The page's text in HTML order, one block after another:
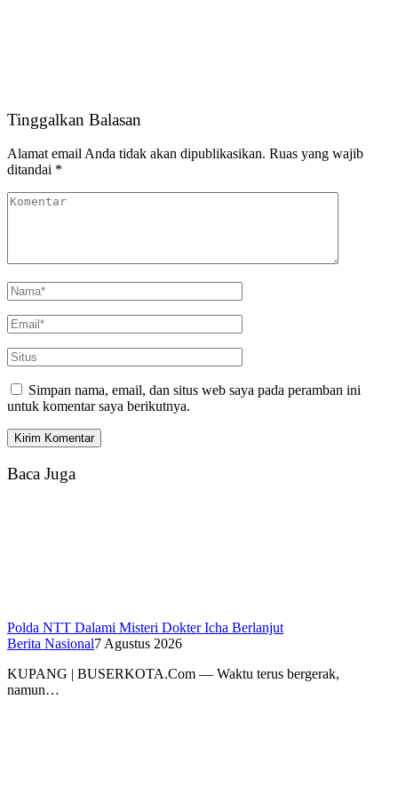
Tinggalkan Balasan
Alamat email Anda tidak akan dipublikasikan. Ruas yang wajib
ditandai *
Simpan nama, email, dan situs web saya pada peramban ini
untuk komentar saya berikutnya.
Baca Juga
Polda NTT Dalami Misteri Dokter Icha Berlanjut
Berita Nasional7 Agustus 2026
KUPANG | BUSERKOTA.Com — Waktu terus bergerak,
namun…